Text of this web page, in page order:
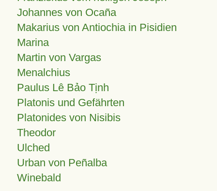
Johannes von Ocaña
Makarius von Antiochia in Pisidien
Marina
Martin von Vargas
Menalchius
Paulus Lê Bảo Tịnh
Platonis und Gefährten
Platonides von Nisibis
Theodor
Ulched
Urban von Peñalba
Winebald